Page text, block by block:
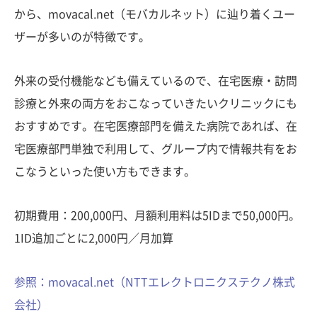
から、movacal.net（モバカルネット）に辿り着くユー
ザーが多いのが特徴です。
外来の受付機能なども備えているので、在宅医療・訪問
診療と外来の両方をおこなっていきたいクリニックにも
おすすめです。在宅医療部門を備えた病院であれば、在
宅医療部門単独で利用して、グループ内で情報共有をお
こなうといった使い方もできます。
初期費用：200,000円、月額利用料は5IDまで50,000円。
1ID追加ごとに2,000円／月加算
参照：movacal.net（NTTエレクトロニクステクノ株式
会社）